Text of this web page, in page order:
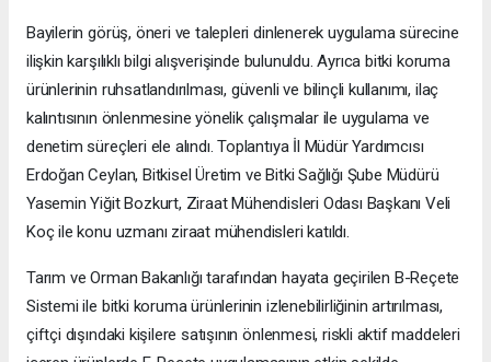
Bayilerin görüş, öneri ve talepleri dinlenerek uygulama sürecine
ilişkin karşılıklı bilgi alışverişinde bulunuldu. Ayrıca bitki koruma
ürünlerinin ruhsatlandırılması, güvenli ve bilinçli kullanımı, ilaç
kalıntısının önlenmesine yönelik çalışmalar ile uygulama ve
denetim süreçleri ele alındı. Toplantıya İl Müdür Yardımcısı
Erdoğan Ceylan, Bitkisel Üretim ve Bitki Sağlığı Şube Müdürü
Yasemin Yiğit Bozkurt, Ziraat Mühendisleri Odası Başkanı Veli
Koç ile konu uzmanı ziraat mühendisleri katıldı.
Tarım ve Orman Bakanlığı tarafından hayata geçirilen B-Reçete
Sistemi ile bitki koruma ürünlerinin izlenebilirliğinin artırılması,
çiftçi dışındaki kişilere satışının önlenmesi, riskli aktif maddeleri